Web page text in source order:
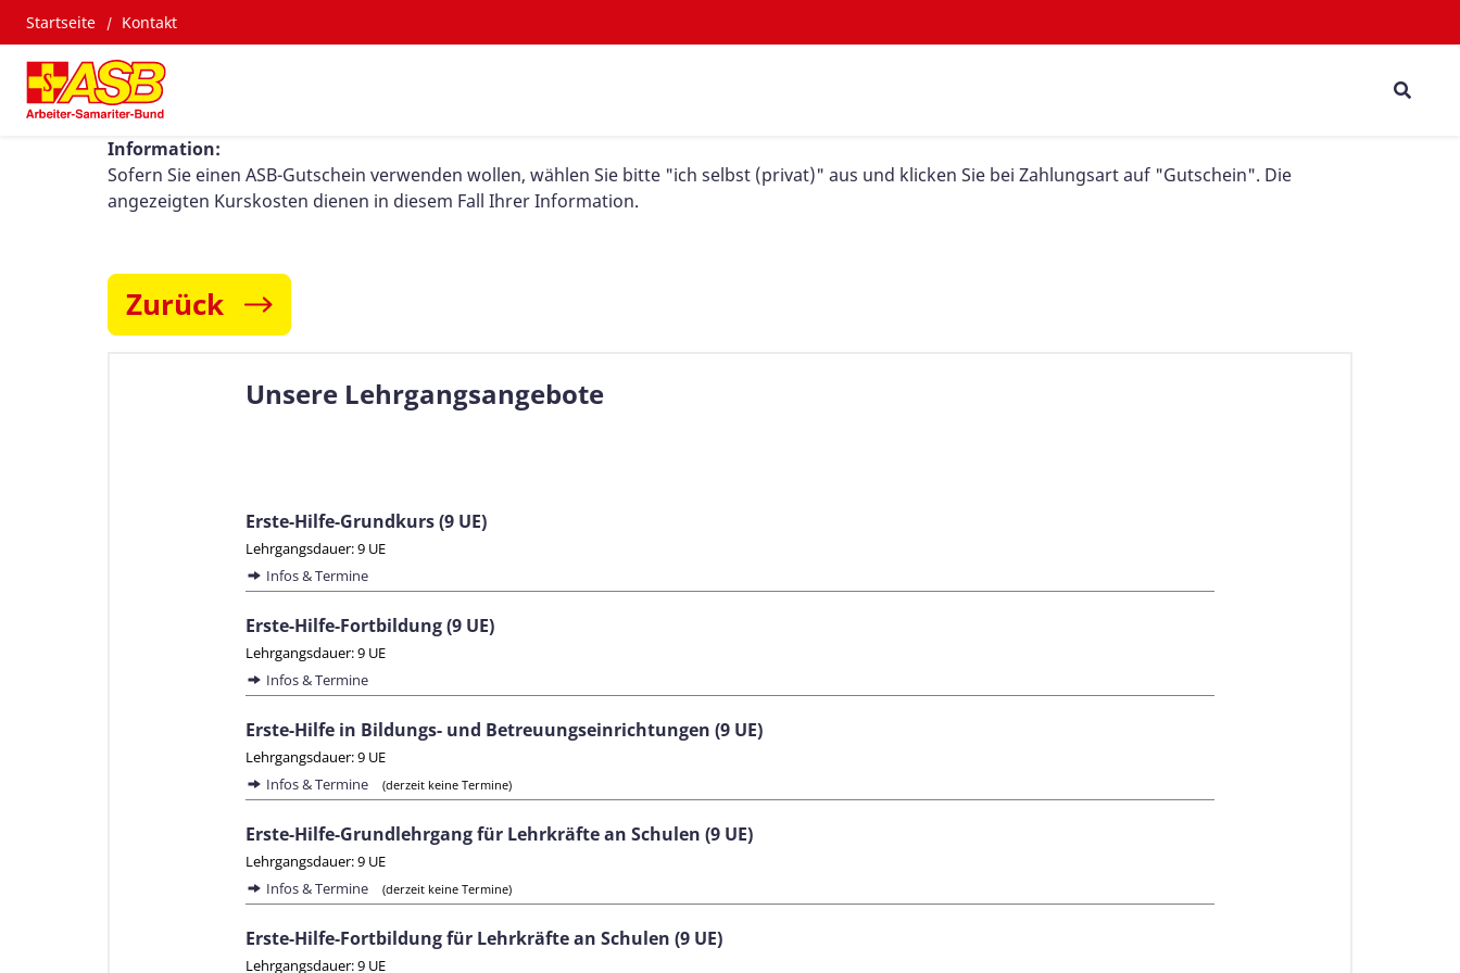
Startseite Kontakt
Information:
Sofern Sie einen ASB-Gutschein verwenden wollen, wählen Sie bitte "ich selbst (privat)" aus und klicken Sie bei Zahlungsart auf "Gutschein". Die
angezeigten Kurskosten dienen in diesem Fall Ihrer Information.
Zurück